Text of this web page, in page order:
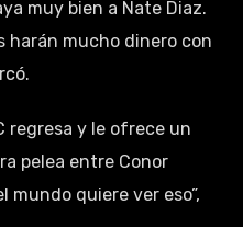
muy bien a Nate Diaz.
harán mucho dinero con
regresa y le ofrece un
pelea entre Conor
mundo quiere ver eso”,